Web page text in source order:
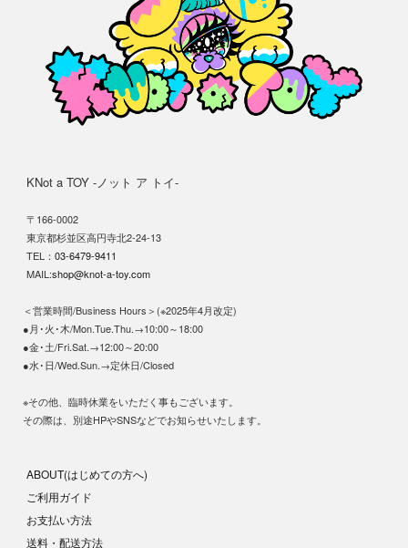
KNot a TOY -ノット ア トイ-
〒166-0002
東京都杉並区高円寺北2-24-13
TEL： 03-6479-9411
MAIL:shop@knot-a-toy.com
＜営業時間/Business Hours＞(※2025年4月改定)
●月･火･木/Mon.Tue.Thu.→10:00～18:00
●金･土/Fri.Sat.→12:00～20:00
●水･日/Wed.Sun.→定休日/Closed
※その他、臨時休業をいただく事もございます。
その際は、別途HPやSNSなどでお知らせいたします。
ABOUT(はじめての方へ)
ご利用ガイド
お支払い方法
送料・配送方法